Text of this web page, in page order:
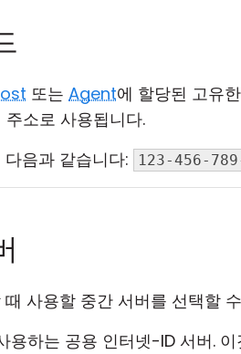
또는 Agent에 할당된 고유
소로 사용됩니다.
음과 같습니다:
123-456-
사용할 중간 서버를 선택할
용하는 공용 인터넷-ID 서버.